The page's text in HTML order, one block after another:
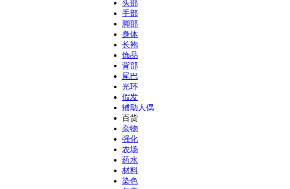
头部
手部
脚部
身体
长袍
饰品
背部
尾巴
光环
假发
辅助人偶
百货
杂物
强化
农场
药水
材料
染色